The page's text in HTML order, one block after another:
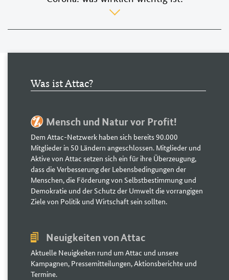
Corona:
was
wichtig
Was ist Attac?
Mensch und Natur vor Profit!
Dem Attac-Netzwerk haben sich bereits 90.000
Mitglieder in 50 Ländern angeschlossen. Mitglieder und
Aktive von Attac setzen sich ein für ihre Überzeugung,
dass die Verbesserung der Lebensbedingungen der
Menschen, die Förderung von Selbstbestimmung und
Demokratie und der Schutz der Umwelt die vorrangigen
Ziele von Politik und Wirtschaft sein sollten.
Neuigkeiten von Attac
Aktuelle Neuigkeiten rund um Attac und unsere
Kampagnen, Pressemitteilungen, Aktionsberichte und
Termine.